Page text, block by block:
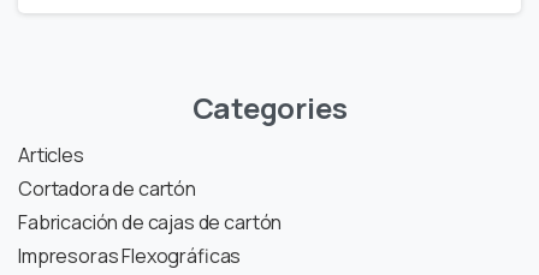
Categories
Articles
Cortadora de cartón
Fabricación de cajas de cartón
Impresoras Flexográficas